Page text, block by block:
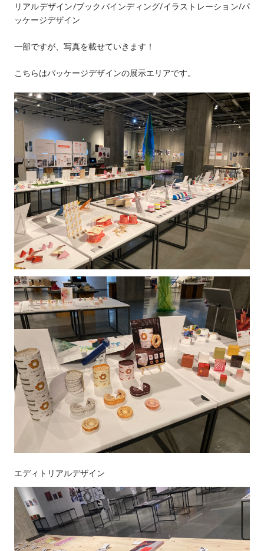
リアルデザイン/ブックバインディング/イラストレーション/パ
ッケージデザイン
一部ですが、写真を載せていきます！
こちらはパッケージデザインの展示エリアです。
エディトリアルデザイン